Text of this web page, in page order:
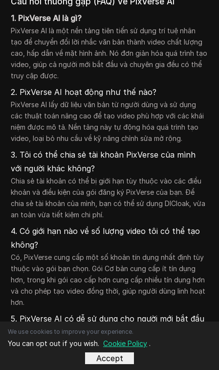
1. PixVerse AI là gì?
PixVerse AI là một nền tảng tiên tiến sử dụng trí tuệ nhân
tạo để chuyển đổi lời nhắc văn bản thành video chất lượng
cao, hấp dẫn về mặt hình ảnh. Nó đơn giản hóa quá trình tạo
video, giúp cả người mới bắt đầu và chuyên gia đều có thể
truy cập được.
2. PixVerse AI hoạt động như thế nào?
PixVerse AI lấy dữ liệu văn bản từ người dùng và sử dụng
các thuật toán nâng cao để tạo video phù hợp với các khái
niệm được mô tả. Nền tảng này tự động hóa quá trình tạo
video, loại bỏ nhu cầu về kỹ năng chỉnh sửa mở rộng.
3. Tôi có thể chia sẻ tài khoản PixVerse của mình
với người khác không?
Chia sẻ tài khoản có thể bị giới hạn tùy thuộc vào các điều
khoản và điều kiện của gói đăng ký PixVerse của bạn. Để
chia sẻ tài khoản của mình, bạn có thể sử dụng DICloak, vừa
an toàn vừa tiết kiệm chi phí.
4. Có giới hạn nào về số lượng video tôi có thể tạo
không?
Có, PixVerse cung cấp một số khoản tín dụng nhất định tùy
thuộc vào gói bạn chọn. Gói Cơ bản cung cấp ít tín dụng
hơn, trong khi gói cao cấp hơn cung cấp nhiều tín dụng hơn
và cho phép tạo video đồng thời, giúp người dùng linh hoạt
hơn.
5. PixVerse AI có dễ sử dụng cho người mới bắt đầu
không?
Có, PixVerse AI được thiết kế với giao diện trực quan giúp
người mới bắt đầu dễ dàng tạo video. Người dùng không
We use cookies to improve your experience.
You can opt out if you wish. Cookie Policy .
Accept